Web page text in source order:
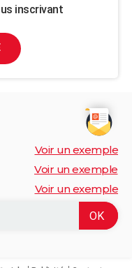
inscrivant
Voir un exemple
Voir un exemple
Voir un exemple